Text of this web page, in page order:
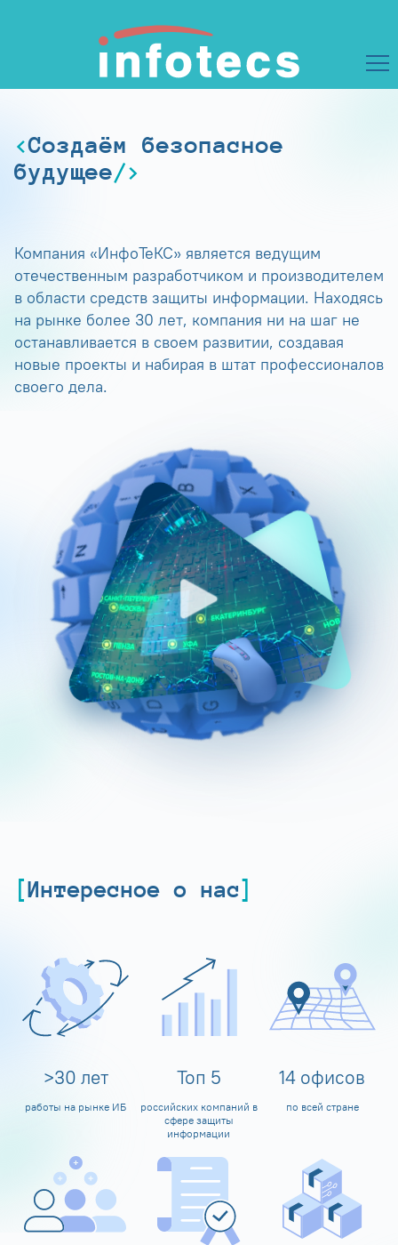
Создаём безопасное
будущее
Компания «ИнфоТеКС» является ведущим
отечественным разработчиком и производителем
в области средств защиты информации. Находясь
на рынке более 30 лет, компания ни на шаг не
останавливается в своем развитии, создавая
новые проекты и набирая в штат профессионалов
своего дела.
Интересное о нас
>30 лет
работы на рынке ИБ
Топ 5
российских компаний в
сфере защиты
информации
14 офисов
по всей стране